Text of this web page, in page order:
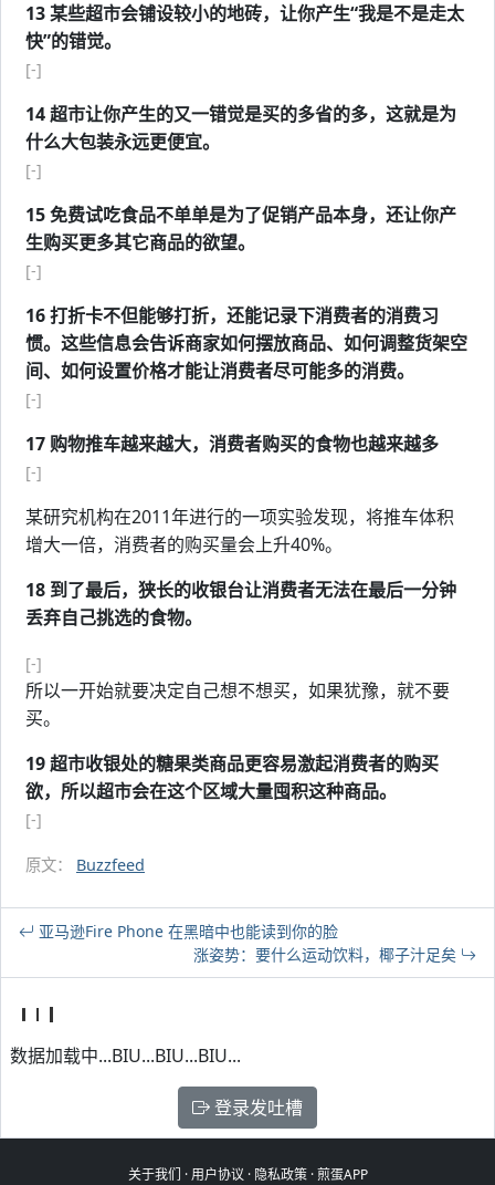
13 某些超市会铺设较小的地砖，让你产生“我是不是走太
快”的错觉。
[-]
14 超市让你产生的又一错觉是买的多省的多，这就是为
什么大包装永远更便宜。
[-]
15 免费试吃食品不单单是为了促销产品本身，还让你产
生购买更多其它商品的欲望。
[-]
16 打折卡不但能够打折，还能记录下消费者的消费习
惯。这些信息会告诉商家如何摆放商品、如何调整货架空
间、如何设置价格才能让消费者尽可能多的消费。
[-]
17 购物推车越来越大，消费者购买的食物也越来越多
[-]
某研究机构在2011年进行的一项实验发现，将推车体积
增大一倍，消费者的购买量会上升40%。
18 到了最后，狭长的收银台让消费者无法在最后一分钟
丢弃自己挑选的食物。
[-]
所以一开始就要决定自己想不想买，如果犹豫，就不要
买。
19 超市收银处的糖果类商品更容易激起消费者的购买
欲，所以超市会在这个区域大量囤积这种商品。
[-]
原文： Buzzfeed
亚马逊Fire Phone 在黑暗中也能读到你的脸
涨姿势：要什么运动饮料，椰子汁足矣
数据加载中...BIU...BIU...BIU...
登录发吐槽
关于我们 ·用户协议 · 隐私政策·煎蛋APP